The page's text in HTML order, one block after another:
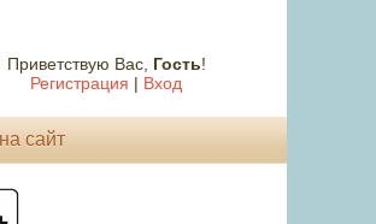
Приветствую Вас, Гость!
Регистрация | Вход
сайт